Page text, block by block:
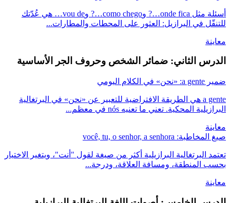
أسئلة مثل onde fica…? وcomo chego…? وvou de… هي عُدّتك
للتنقّل في البرازيل: العثور على المحطات والمطارات...
معاينة
الدرس الثاني: ضمائر الشخص وحروف الجر الأساسية
ضمير a gente: «نحن» في الكلام اليومي
a gente هي الطريقة الافتراضية للتعبير عن «نحن» في البرتغالية
البرازيلية المحكية. تعني ما تعنيه nós في معظم...
معاينة
صيغ المخاطبة: você, tu, o senhor, a senhora
تعتمد البرتغالية البرازيلية أكثر من صيغة لقول "أنت"، ويتغير الاختيار
بحسب المنطقة، ومسافة العلاقة، ودرجة...
معاينة